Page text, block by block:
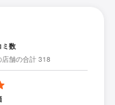
ミ数
店舗の合計 318